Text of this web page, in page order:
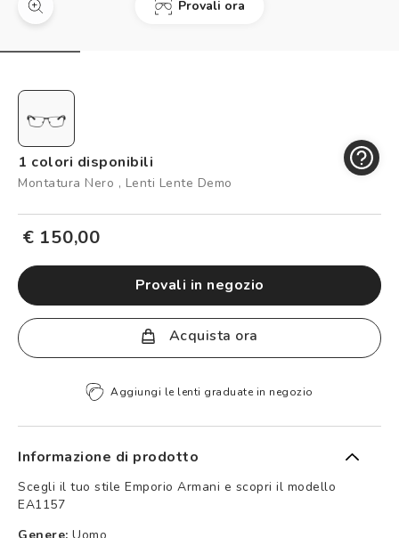
Prenota un test della vista gratuito
Controllo visivo
Carta fedeltà
Provali ora
1 colori disponibili
Montatura Nero , Lenti Lente Demo
€ 150,00
provali in negozio
Acquista ora
Aggiungi le lenti graduate in negozio
Informazione di prodotto
Scegli il tuo stile Emporio Armani e scopri il modello
EA1157
Genere: Uomo